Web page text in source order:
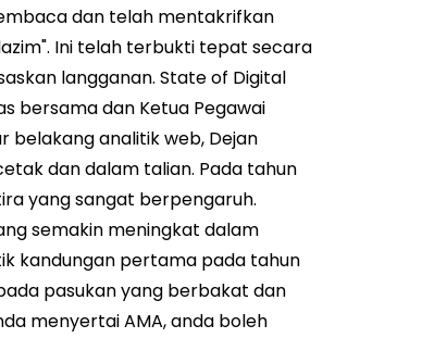
dan telah mentakrifkan
Ini telah terbukti tepat secara
langganan. State of Digital
bersama dan Ketua Pegawai
belakang analitik web, Dejan
dan dalam talian. Pada tahun
yang sangat berpengaruh.
semakin meningkat dalam
kandungan pertama pada tahun
pasukan yang berbakat dan
menyertai AMA, anda boleh